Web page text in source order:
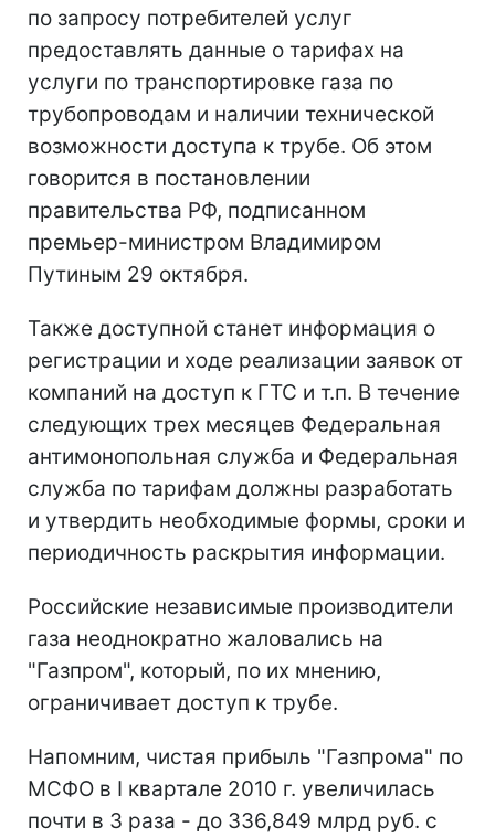
по запросу потребителей услуг
предоставлять данные о тарифах на
услуги по транспортировке газа по
трубопроводам и наличии технической
возможности доступа к трубе. Об этом
говорится в постановлении
правительства РФ, подписанном
премьер-министром Владимиром
Путиным 29 октября.
Также доступной станет информация о
регистрации и ходе реализации заявок от
компаний на доступ к ГТС и т.п. В течение
следующих трех месяцев Федеральная
антимонопольная служба и Федеральная
служба по тарифам должны разработать
и утвердить необходимые формы, сроки и
периодичность раскрытия информации.
Российские независимые производители
газа неоднократно жаловались на
"Газпром", который, по их мнению,
ограничивает доступ к трубе.
Напомним, чистая прибыль "Газпрома" по
МСФО в I квартале 2010 г. увеличилась
почти в 3 раза - до 336,849 млрд руб. с